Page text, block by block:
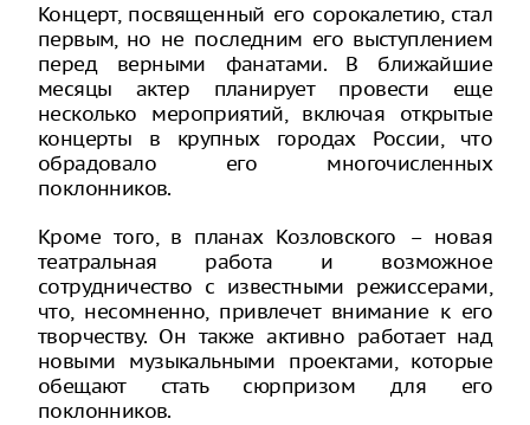
Концерт, посвященный его сорокалетию, стал
первым, но не последним его выступлением
перед верными фанатами. В ближайшие
месяцы актер планирует провести еще
несколько мероприятий, включая открытые
концерты в крупных городах России, что
обрадовало его многочисленных
поклонников.
Кроме того, в планах Козловского – новая
театральная работа и возможное
сотрудничество с известными режиссерами,
что, несомненно, привлечет внимание к его
творчеству. Он также активно работает над
новыми музыкальными проектами, которые
обещают стать сюрпризом для его
поклонников.